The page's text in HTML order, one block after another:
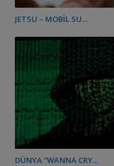
JETSU – MOBIL SU...
DÜNYA “WANNA CRY...